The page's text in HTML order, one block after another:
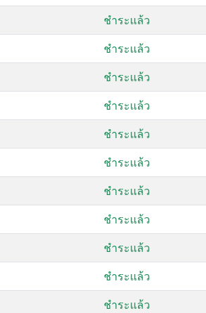
ชำระแล้ว
ชำระแล้ว
ชำระแล้ว
ชำระแล้ว
ชำระแล้ว
ชำระแล้ว
ชำระแล้ว
ชำระแล้ว
ชำระแล้ว
ชำระแล้ว
ชำระแล้ว